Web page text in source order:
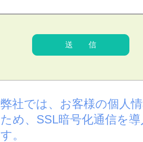
弊社では、お客様の個人
ため、SSL暗号化通信を
す。